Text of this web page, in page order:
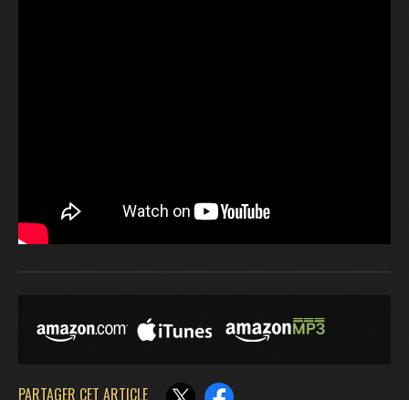
PARTAGER CET ARTICLE